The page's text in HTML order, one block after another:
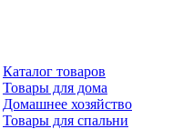
Каталог товаров
Товары для дома
Домашнее хозяйство
Товары для спальни